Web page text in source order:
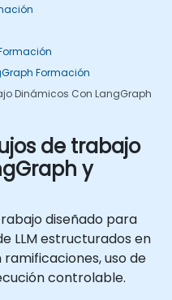
Formación
Dinámicos Con LangGraph
de trabajo
y
diseñado para
LLM estructurados en
uso de
controlable.